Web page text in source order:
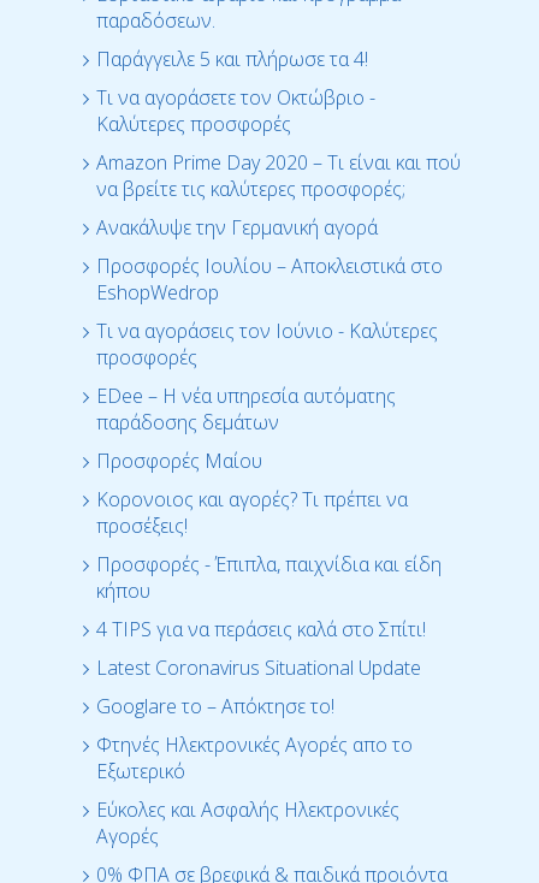
παραδόσεων.
Παράγγειλε 5 και πλήρωσε τα 4!
Τι να αγοράσετε τον Οκτώβριο -
Καλύτερες προσφορές
Amazon Prime Day 2020 – Τι είναι και πού
να βρείτε τις καλύτερες προσφορές;
Ανακάλυψε την Γερμανική αγορά
Προσφορές Ιουλίου – Αποκλειστικά στο
EshopWedrop
Τι να αγοράσεις τον Ιούνιο - Καλύτερες
προσφορές
EDee – Η νέα υπηρεσία αυτόματης
παράδοσης δεμάτων
Προσφορές Μαίου
Κορονοιος και αγορές? Τι πρέπει να
προσέξεις!
Προσφορές - Έπιπλα, παιχνίδια και είδη
κήπου
4 TIPS για να περάσεις καλά στο Σπίτι!
Latest Coronavirus Situational Update
Googlare το – Απόκτησε το!
Φτηνές Ηλεκτρονικές Αγορές απο το
Εξωτερικό
Εύκολες και Ασφαλής Ηλεκτρονικές
Αγορές
0% ΦΠΑ σε βρεφικά & παιδικά προιόντα